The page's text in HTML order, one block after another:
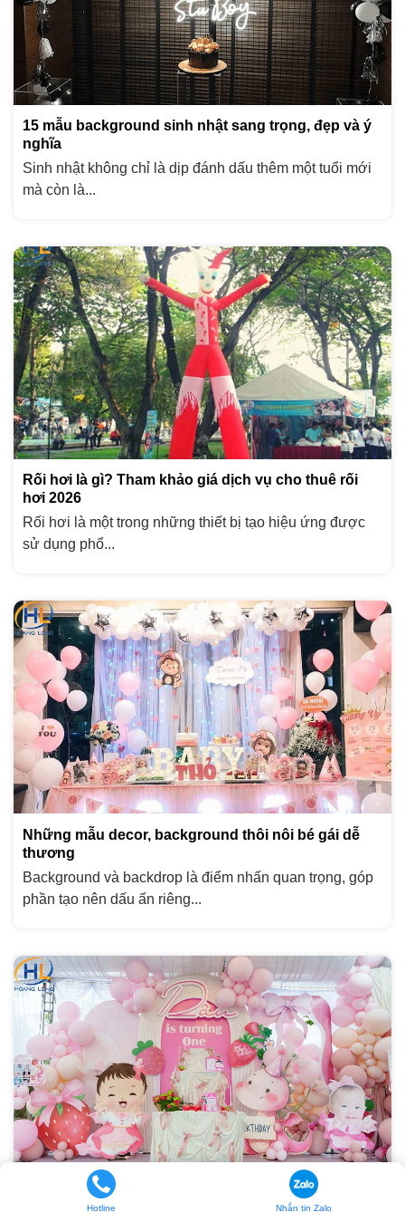
15 mẫu background sinh nhật sang trọng, đẹp và ý
nghĩa
Sinh nhật không chỉ là dịp đánh dấu thêm một tuổi mới
mà còn là...
Rối hơi là gì? Tham khảo giá dịch vụ cho thuê rối
hơi 2026
Rối hơi là một trong những thiết bị tạo hiệu ứng được
sử dụng phổ...
Những mẫu decor, background thôi nôi bé gái dễ
thương
Background và backdrop là điểm nhấn quan trọng, góp
phần tạo nên dấu ấn riêng...
10 ý tưởng trang trí thôi nôi bé gái tại nhà dễ thương
và ý nghĩaHotline Nhắn tin Zalo